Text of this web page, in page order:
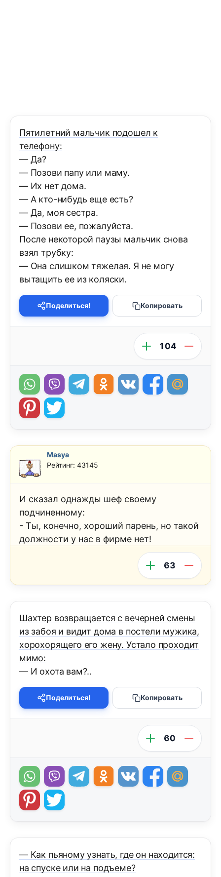
Пятилетний мальчик подошел к
телефону:
— Да?
— Позови папу или маму.
— Их нет дома.
— А кто-нибудь еще есть?
— Да, моя сестра.
— Позови ее, пожалуйста.
После некоторой паузы мальчик снова
взял трубку:
— Она слишком тяжелая. Я не могу
вытащить ее из коляски.
Поделиться! Копировать
104
Masya
Рейтинг: 43145
И сказал однажды шеф своему
подчиненному:
- Ты, конечно, хороший парень, но такой
должности у нас в фирме нет!
63
Шахтер возвращается с вечерней смены
из забоя и видит дома в постели мужика,
хорохорящего его жену. Устало проходит
мимо:
— И охота вам?..
Поделиться! Копировать
60
— Как пьяному узнать, где он находится:
на спуске или на подъеме?